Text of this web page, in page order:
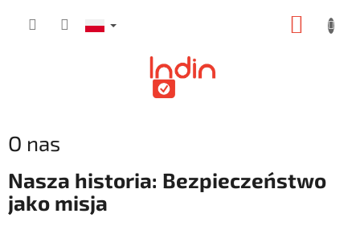
O nas
Nasza historia: Bezpieczeństwo
jako misja